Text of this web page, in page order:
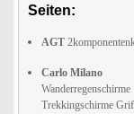
Seiten:
AGT
Carlo Milano
Wanderregenschirme
Trekkingschirme